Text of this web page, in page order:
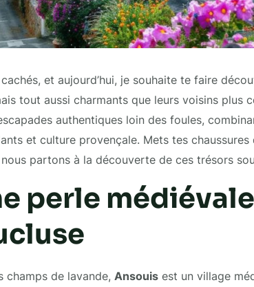
et aujourd’hui, je souhaite te faire
tout aussi charmants que leurs voisins plus
authentiques loin des foules,
et culture provençale. Mets tes chaussures
partons à la découverte de ces trésors
perle
champs de lavande, Ansouisest un village